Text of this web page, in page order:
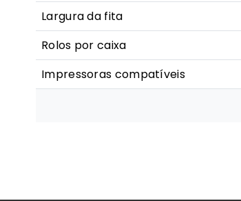
Largura da fita
Rolos por caixa
Impressoras compatíveis